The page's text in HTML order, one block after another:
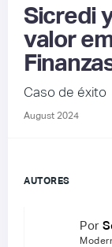
Sicredi
valor
Caso de éxito
August 2024
AUTORES
Por